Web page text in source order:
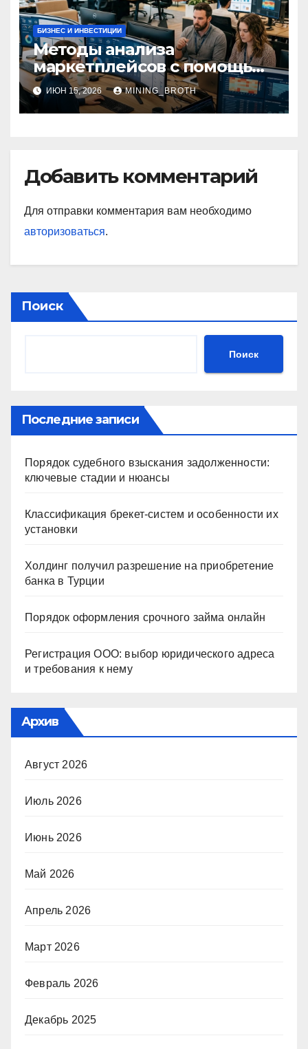
БИЗНЕС И ИНВЕСТИЦИИ
Методы анализа
маркетплейсов с помощью
онлайн‑сервисов
ИЮН 15, 2026 MINING_BROTH
Добавить комментарий
Для отправки комментария вам необходимо
авторизоваться.
Поиск
Поиск
Последние записи
Порядок судебного взыскания задолженности:
ключевые стадии и нюансы
Классификация брекет-систем и особенности их
установки
Холдинг получил разрешение на приобретение
банка в Турции
Порядок оформления срочного займа онлайн
Регистрация ООО: выбор юридического адреса
и требования к нему
Архив
Август 2026
Июль 2026
Июнь 2026
Май 2026
Апрель 2026
Март 2026
Февраль 2026
Декабрь 2025